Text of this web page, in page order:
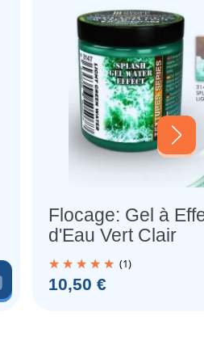
Ajouter au panier
Flocage: Gel à
d'Eau Vert Clair
(1)
Prix
10,50 €